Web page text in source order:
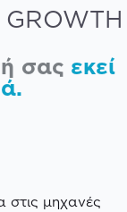
σας εκεί
στις μηχανές